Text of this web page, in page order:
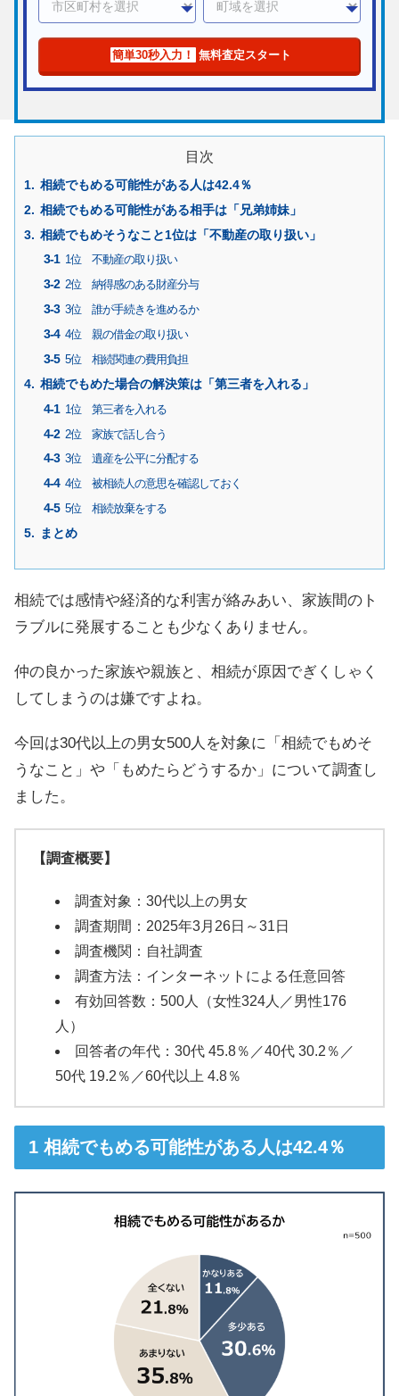
簡単30秒入力！ 無料査定スタート
目次
相続でもめる可能性がある人は42.4％
相続でもめる可能性がある相手は「兄弟姉妹」
相続でもめそうなこと1位は「不動産の取り扱い」
1位 不動産の取り扱い
2位 納得感のある財産分与
3位 誰が手続きを進めるか
4位 親の借金の取り扱い
5位 相続関連の費用負担
相続でもめた場合の解決策は「第三者を入れる」
1位 第三者を入れる
2位 家族で話し合う
3位 遺産を公平に分配する
4位 被相続人の意思を確認しておく
5位 相続放棄をする
まとめ
相続では感情や経済的な利害が絡みあい、家族間のト
ラブルに発展することも少なくありません。
仲の良かった家族や親族と、相続が原因でぎくしゃく
してしまうのは嫌ですよね。
今回は30代以上の男女500人を対象に「相続でもめそ
うなこと」や「もめたらどうするか」について調査し
ました。
【調査概要】
調査対象：30代以上の男女
調査期間：2025年3月26日～31日
調査機関：自社調査
調査方法：インターネットによる任意回答
有効回答数：500人（女性324人／男性176
人）
回答者の年代：30代 45.8％／40代 30.2％／
50代 19.2％／60代以上 4.8％
相続でもめる可能性がある人は42.4％